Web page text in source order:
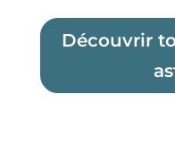
Découvrir